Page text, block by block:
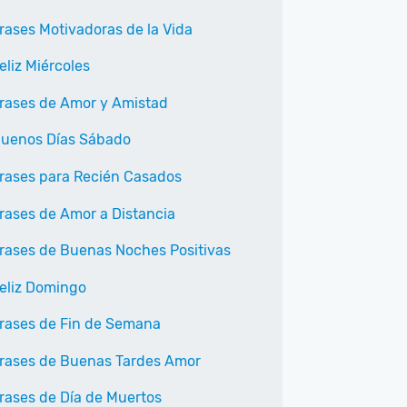
Motivadoras de la Vida
Miércoles
de Amor y Amistad
Días Sábado
para Recién Casados
de Amor a Distancia
de Buenas Noches Positivas
Domingo
de Fin de Semana
de Buenas Tardes Amor
de Día de Muertos